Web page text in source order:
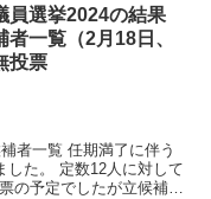
員選挙2024の結果
一覧（2月18日、
投票
者一覧 任期満了に伴う
した。 定数12人に対して
の予定でしたが立候補者